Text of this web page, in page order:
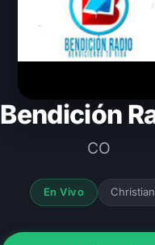
Bendición
CO
En Vivo Christian